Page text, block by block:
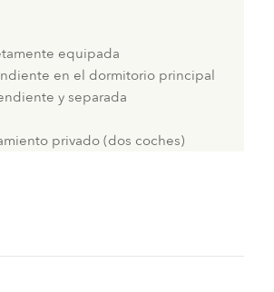
equipada
en el dormitorio principal
y separada
privado (dos coches)